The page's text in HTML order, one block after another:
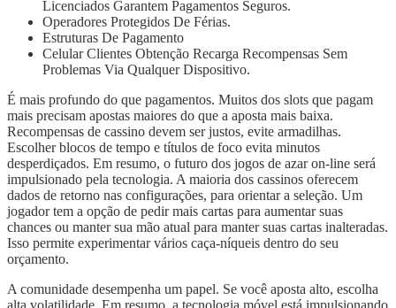
Licenciados Garantem Pagamentos Seguros.
Operadores Protegidos De Férias.
Estruturas De Pagamento
Celular Clientes Obtenção Recarga Recompensas Sem
Problemas Via Qualquer Dispositivo.
É mais profundo do que pagamentos. Muitos dos slots que pagam
mais precisam apostas maiores do que a aposta mais baixa.
Recompensas de cassino devem ser justos, evite armadilhas.
Escolher blocos de tempo e títulos de foco evita minutos
desperdiçados. Em resumo, o futuro dos jogos de azar on-line será
impulsionado pela tecnologia. A maioria dos cassinos oferecem
dados de retorno nas configurações, para orientar a seleção. Um
jogador tem a opção de pedir mais cartas para aumentar suas
chances ou manter sua mão atual para manter suas cartas inalteradas.
Isso permite experimentar vários caça-níqueis dentro do seu
orçamento.
A comunidade desempenha um papel. Se você aposta alto, escolha